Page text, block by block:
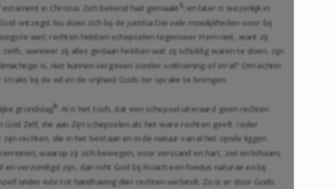
in Christus Zich bekend had gemaakt 5; en later is wezenlijk in
ontzegd. Nu doen zich bij de justitia Dei vele moeilijkheden voor: bij
wet; rechten hebben schepselen tegenover Hem niet, want zij
wanneer zij alles gedaan hebben wat zij schuldig waren te doen, zijn
is, niet kunnen vergeven zonder voldoening of straf? Om echter
bij de wil en de vrijheid Gods ter sprake te brengen.
grondslag6 . Al is het toch, dat een schepsel uiteraard geen rechten
God Zelf, die aan Zijn schepselen als het ware rechten geeft. Ieder
rechten, die in het bestaan en in de natuur van al het zijnde liggen
waarop zij zich bewegen, voor verstand en hart, ziel en lichaam,
verzondigd zijn, dan richt God bij Noach een foedus naturae en bij
onder ede tot handhaving dier rechten verbindt. Zo is er door Gods